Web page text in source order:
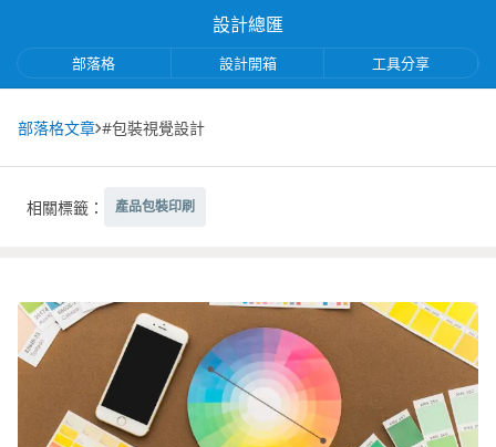
設計總匯
部落格 設計開箱 工具分享
部落格文章 #包裝視覺設計
相關標籤： 產品包裝印刷